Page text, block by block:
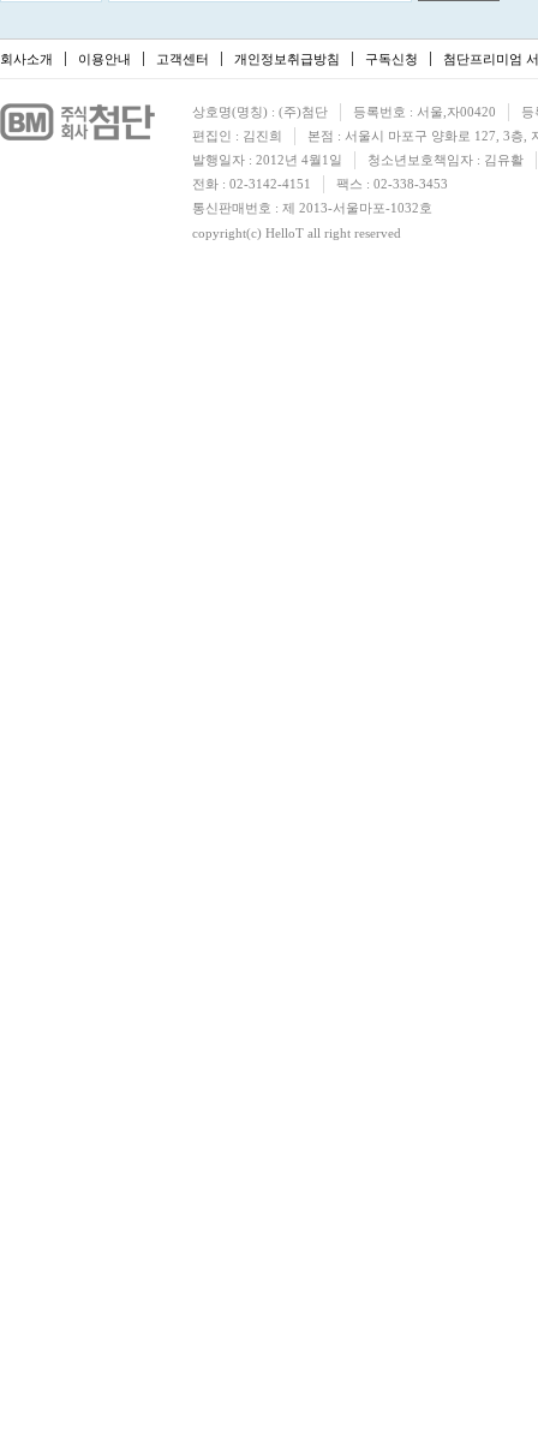
회사소개 이용안내 고객센터 개인정보취급방침 구독신청 첨단프리미엄
상호명(명칭) : (주)첨단 등록번호 : 서울,자00420
등
편집인 : 김진희
본점 : 서울시 마포구 양화로 127, 3층,
발행일자 : 2012년 4월1일
청소년보호책임자 : 김유활
전화 : 02-3142-4151
팩스 : 02-338-3453
통신판매번호 : 제 2013-서울마포-1032호
copyright(c) HelloT all right reserved